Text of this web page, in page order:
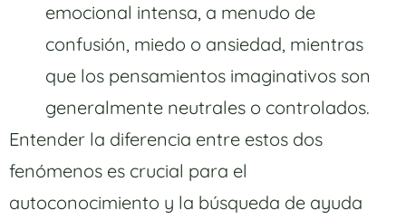
emocional intensa, a menudo de
confusión, miedo o ansiedad, mientras
que los pensamientos imaginativos son
generalmente neutrales o controlados.
Entender la diferencia entre estos dos
fenómenos es crucial para el
autoconocimiento y la búsqueda de ayuda